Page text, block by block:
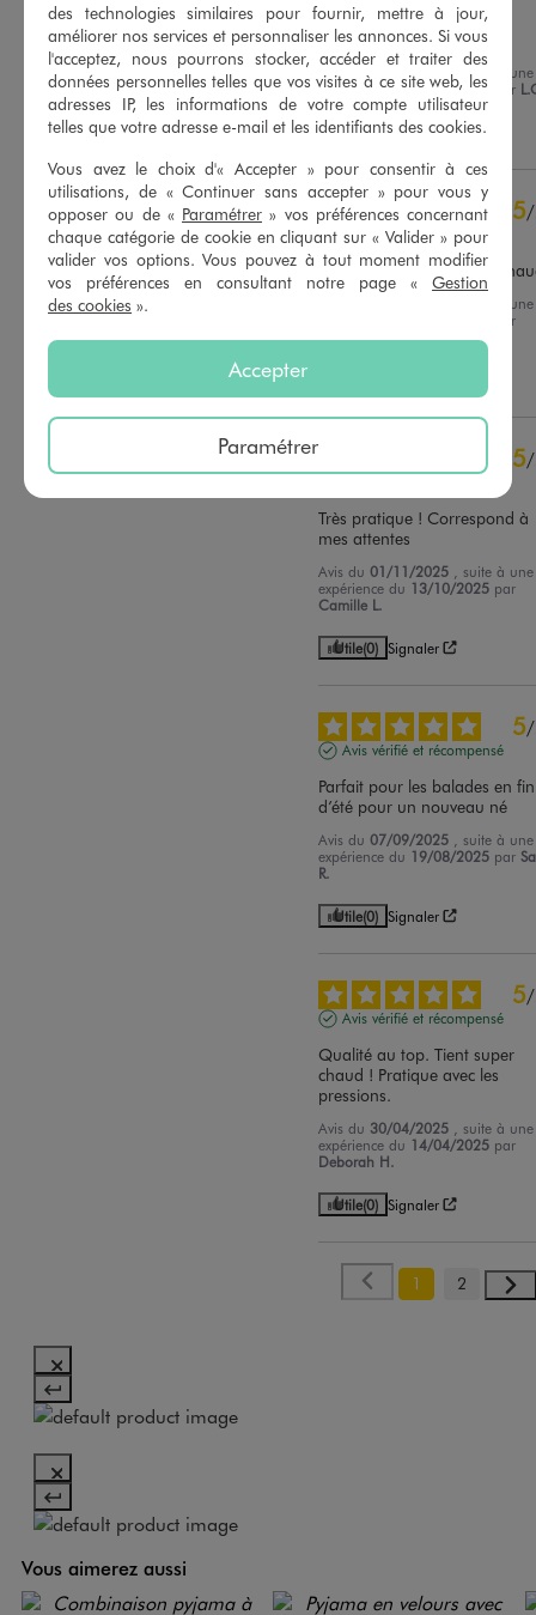
Basé sur7
avis soumis à un
contrôle
Voir tous les avis sur ce site
étoiles
4étoiles
1
3étoiles
0
2étoiles
0
1étoile 0
Trier les avis
Bien epais et moelleux
Avis du 07/12/2025
, suite à une
expérience du17/11/2025 par
Utile(0) Signaler
5/
Avis vérifié et récompensé
Super combinaison bien
, suite à une
par
Myriam C.
5/
Très pratique ! Correspond à
mes attentes
Avis du01/11/2025
, suite à une
expérience du 13/10/2025 par
Camille L.
Utile(0) Signaler
5/
Avis vérifié et récompensé
Parfait pour les balades en fin
d’été pour un nouveau né
Avis du07/09/2025
, suite à une
expérience du 19/08/2025 par
R.
Utile(0) Signaler
5/
Avis vérifié et récompensé
Qualité au top. Tient super
chaud ! Pratique avec les
pressions.
Avis du 30/04/2025
, suite à une
expérience du 14/04/2025 par
Deborah H.
Utile(0) Signaler
1 2
Vous aimerez aussi
des technologies similaires pour fournir, mettre à jour,
améliorer nos services et personnaliser les annonces. Si vous
l'acceptez, nous pourrons stocker, accéder et traiter des
données personnelles telles que vos visites à ce site web, les
adresses IP, les informations de votre compte utilisateur
telles que votre adresse e-mail et les identifiants des cookies.
Vous avez le choix d'« Accepter » pour consentir à ces
utilisations, de « Continuer sans accepter » pour vous y
opposer ou de « Paramétrer » vos préférences concernant
chaque catégorie de cookie en cliquant sur « Valider » pour
valider vos options. Vous pouvez à tout moment modifier
vos préférences en consultant notre page « Gestion
des cookies ».
Accepter
Paramétrer